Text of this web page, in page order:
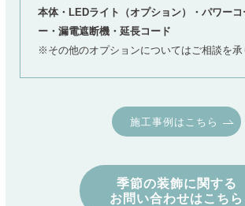
本体・LEDライト（オプション）・パワー
ー・漏電遮断機・延長コード
※その他のオプションについてはご相談を承
施工事例はこちら
季節の装飾に関する
お問い合わせはこちら